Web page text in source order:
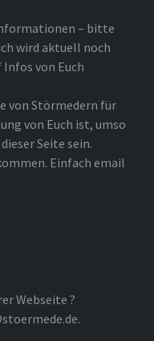
– bitte
wird aktuell noch
Infos von Euch
von Störmedern für
von Euch ist, umso
Seite sein.
Einfach email
Webseite ?